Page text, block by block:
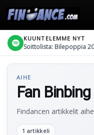
KUUNTELEMME NYT
Soittolista: Bilepoppia
AIHE
Fan Binbing
Findancen artikkelit
1 artikkeli